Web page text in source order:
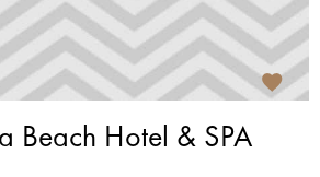
Beach Hotel & SPA